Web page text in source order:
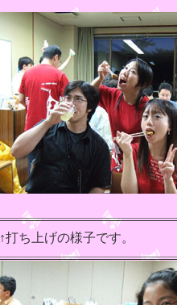
↑打ち上げの様子です。